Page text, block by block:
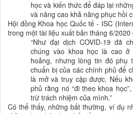
họcvà kiến thức để đáp lại
và nâng cao khả năng phục hồi
Hội đồng Khoa học Quốc tế - ISC
trong một tài liệu xuất bản tháng 6/
“Như đại dịch COVID-19 đã
chúng vào khoa học là cao ở
hoảng, nhưng lòng tin đó phụ
chuẩn bị của các chính phủ để
là mở và truy cập được. Nếu
phủ rằng nó “đi theokhoa học
trừ trách nhiệm của mình.”
Có thể thấy, những bất thường, ví dụ